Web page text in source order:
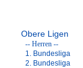
Obere Ligen
-- Herren --
1. Bundesliga
2. Bundesliga